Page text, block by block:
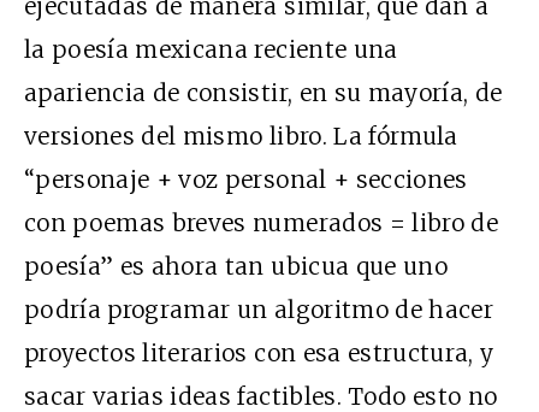
ejecutadas de manera similar, que dan a
la poesía mexicana reciente una
apariencia de consistir, en su mayoría, de
versiones del mismo libro. La fórmula
“personaje + voz personal + secciones
con poemas breves numerados = libro de
poesía” es ahora tan ubicua que uno
podría programar un algoritmo de hacer
proyectos literarios con esa estructura, y
sacar varias ideas factibles. Todo esto no